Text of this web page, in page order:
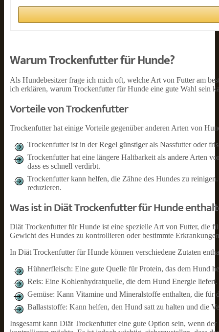
Warum Trockenfutter für Hunde?
Als Hundebesitzer frage ich mich oft, welche Art von Futter am
ich erklären, warum Trockenfutter für Hunde eine gute Wahl sein
Vorteile von Trockenfutter
Trockenfutter hat einige Vorteile gegenüber anderen Arten von
Trockenfutter ist in der Regel günstiger als Nassfutter oder
Trockenfutter hat eine längere Haltbarkeit als andere Arten
dass es schnell verdirbt.
Trockenfutter kann helfen, die Zähne des Hundes zu
reduzieren.
Was ist in Diät Trockenfutter für Hunde
Diät Trockenfutter für Hunde ist eine spezielle Art von Futter, die
Gewicht des Hundes zu kontrollieren oder bestimmte
In Diät Trockenfutter für Hunde können verschiedene Zutaten
Hühnerfleisch: Eine gute Quelle für Protein, das dem Hund
Reis: Eine Kohlenhydratquelle, die dem Hund Energie liefert.
Gemüse: Kann Vitamine und Mineralstoffe enthalten, die für
Ballaststoffe: Kann helfen, den Hund satt zu halten und die
Insgesamt kann Diät Trockenfutter eine gute Option sein, wenn